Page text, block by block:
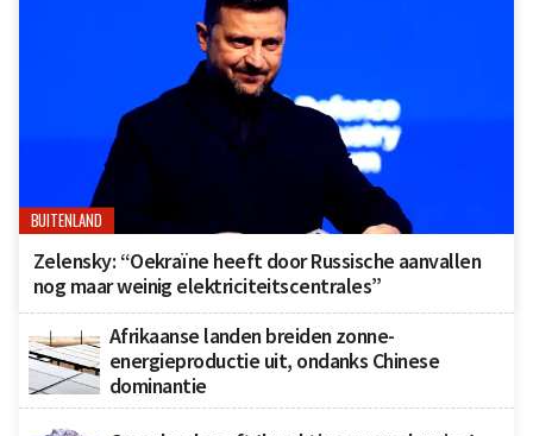
BUITENLAND
Zelensky: “Oekraïne heeft door Russische aanvallen
nog maar weinig elektriciteitscentrales”
Afrikaanse landen breiden zonne-
energieproductie uit, ondanks Chinese
dominantie